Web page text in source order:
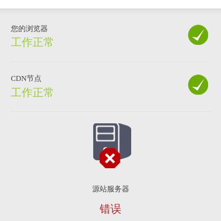
您的浏览器
工作正常
CDN节点
工作正常
源站服务器
错误